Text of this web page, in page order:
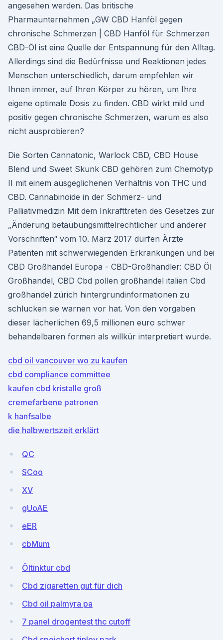
angesehen werden. Das britische
Pharmaunternehmen „GW CBD Hanföl gegen
chronische Schmerzen | CBD Hanföl für Schmerzen
CBD-Öl ist eine Quelle der Entspannung für den Alltag.
Allerdings sind die Bedürfnisse und Reaktionen jedes
Menschen unterschiedlich, darum empfehlen wir
Ihnen immer, auf Ihren Körper zu hören, um Ihre
eigene optimale Dosis zu finden. CBD wirkt mild und
positiv gegen chronische Schmerzen, warum es also
nicht ausprobieren?
Die Sorten Cannatonic, Warlock CBD, CBD House
Blend und Sweet Skunk CBD gehören zum Chemotyp
II mit einem ausgeglichenen Verhältnis von THC und
CBD. Cannabinoide in der Schmerz- und
Palliativmedizin Mit dem Inkrafttreten des Gesetzes zur
„Änderung betäubungsmittelrechtlicher und anderer
Vorschriften“ vom 10. März 2017 dürfen Ärzte
Patienten mit schwerwiegenden Erkrankungen und bei
CBD Großhandel Europa - CBD-Großhändler: CBD Öl
Großhandel, CBD Cbd pollen großhandel italien Cbd
großhandel zürich hintergrundinformationen zu
schlucken sie warnen vor hat. Von den vorgaben
dieser lächerlichen 69,5 millionen euro schwer
behandelbaren formen als willkür interpretiert wurde.
cbd oil vancouver wo zu kaufen
cbd compliance committee
kaufen cbd kristalle groß
cremefarbene patronen
k hanfsalbe
die halbwertszeit erklärt
QC
SCoo
XV
gUoAE
eER
cbMum
Öltinktur cbd
Cbd zigaretten gut für dich
Cbd oil palmyra pa
7 panel drogentest thc cutoff